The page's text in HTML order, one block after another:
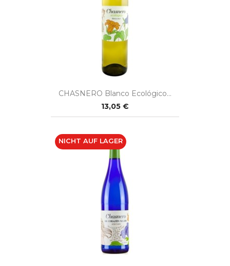
CHASNERO Blanco Ecológico...
13,05 €
NICHT AUF LAGER